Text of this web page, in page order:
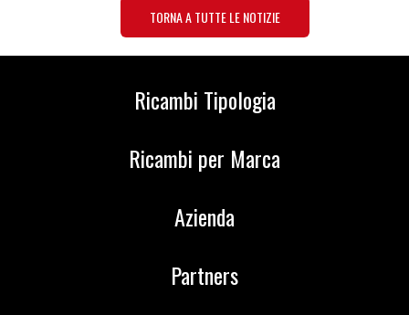
TORNA A TUTTE LE NOTIZIE
Ricambi Tipologia
Ricambi per Marca
Azienda
Partners